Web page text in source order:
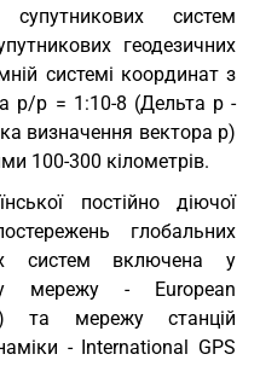
супутникових систем
геодезичних
системі координат з
р/р = 1:10-8 (Дельта р -
визначення вектора р)
100-300 кілометрів.
постійно діючої
глобальних
систем включена у
мережу - European
та мережу станцій
- International GPS